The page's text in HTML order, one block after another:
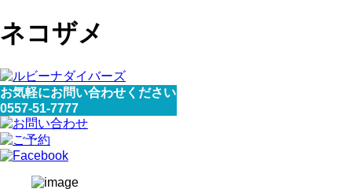
ネコザメ
お気軽にお問い合わせください
0557-51-7777